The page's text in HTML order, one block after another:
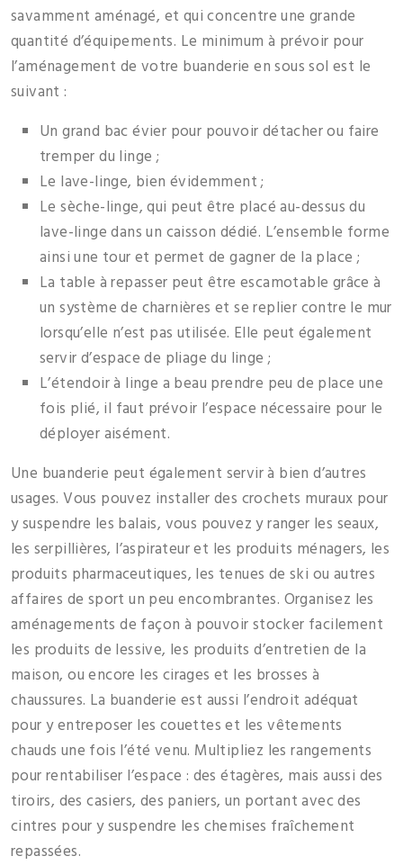
savamment aménagé, et qui concentre une grande
quantité d’équipements. Le minimum à prévoir pour
l’aménagement de votre buanderie en sous sol est le
suivant :
Un grand bac évier pour pouvoir détacher ou faire
tremper du linge ;
Le lave-linge, bien évidemment ;
Le sèche-linge, qui peut être placé au-dessus du
lave-linge dans un caisson dédié. L’ensemble forme
ainsi une tour et permet de gagner de la place ;
La table à repasser peut être escamotable grâce à
un système de charnières et se replier contre le mur
lorsqu’elle n’est pas utilisée. Elle peut également
servir d’espace de pliage du linge ;
L’étendoir à linge a beau prendre peu de place une
fois plié, il faut prévoir l’espace nécessaire pour le
déployer aisément.
Une buanderie peut également servir à bien d’autres
usages. Vous pouvez installer des crochets muraux pour
y suspendre les balais, vous pouvez y ranger les seaux,
les serpillières, l’aspirateur et les produits ménagers, les
produits pharmaceutiques, les tenues de ski ou autres
affaires de sport un peu encombrantes. Organisez les
aménagements de façon à pouvoir stocker facilement
les produits de lessive, les produits d’entretien de la
maison, ou encore les cirages et les brosses à
chaussures. La buanderie est aussi l’endroit adéquat
pour y entreposer les couettes et les vêtements
chauds une fois l’été venu. Multipliez les rangements
pour rentabiliser l’espace : des étagères, mais aussi des
tiroirs, des casiers, des paniers, un portant avec des
cintres pour y suspendre les chemises fraîchement
repassées.